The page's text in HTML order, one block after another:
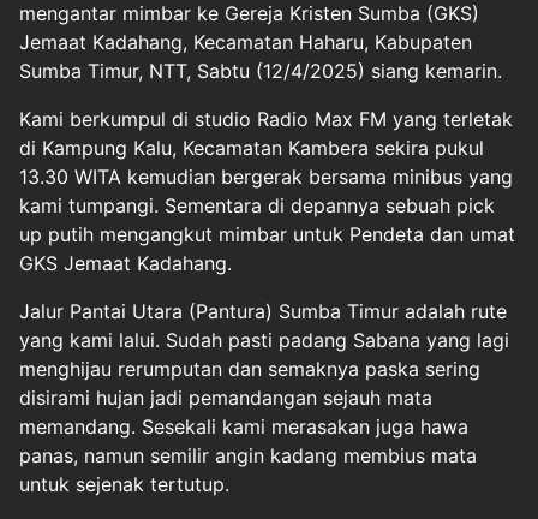
mengantar mimbar ke Gereja Kristen Sumba (GKS)
Jemaat Kadahang, Kecamatan Haharu, Kabupaten
Sumba Timur, NTT, Sabtu (12/4/2025) siang kemarin.
Kami berkumpul di studio Radio Max FM yang terletak
di Kampung Kalu, Kecamatan Kambera sekira pukul
13.30 WITA kemudian bergerak bersama minibus yang
kami tumpangi. Sementara di depannya sebuah pick
up putih mengangkut mimbar untuk Pendeta dan umat
GKS Jemaat Kadahang.
Jalur Pantai Utara (Pantura) Sumba Timur adalah rute
yang kami lalui. Sudah pasti padang Sabana yang lagi
menghijau rerumputan dan semaknya paska sering
disirami hujan jadi pemandangan sejauh mata
memandang. Sesekali kami merasakan juga hawa
panas, namun semilir angin kadang membius mata
untuk sejenak tertutup.